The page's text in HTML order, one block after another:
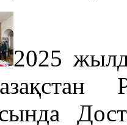
2025